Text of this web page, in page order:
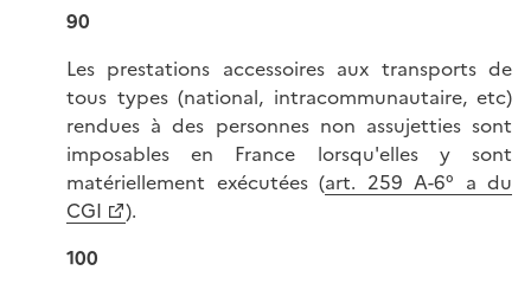
90
Les prestations accessoires aux transports de
tous types (national, intracommunautaire, etc)
rendues à des personnes non assujetties sont
imposables en France lorsqu'elles y sont
matériellement exécutées (art. 259 A-6° a du
CGI
).
100